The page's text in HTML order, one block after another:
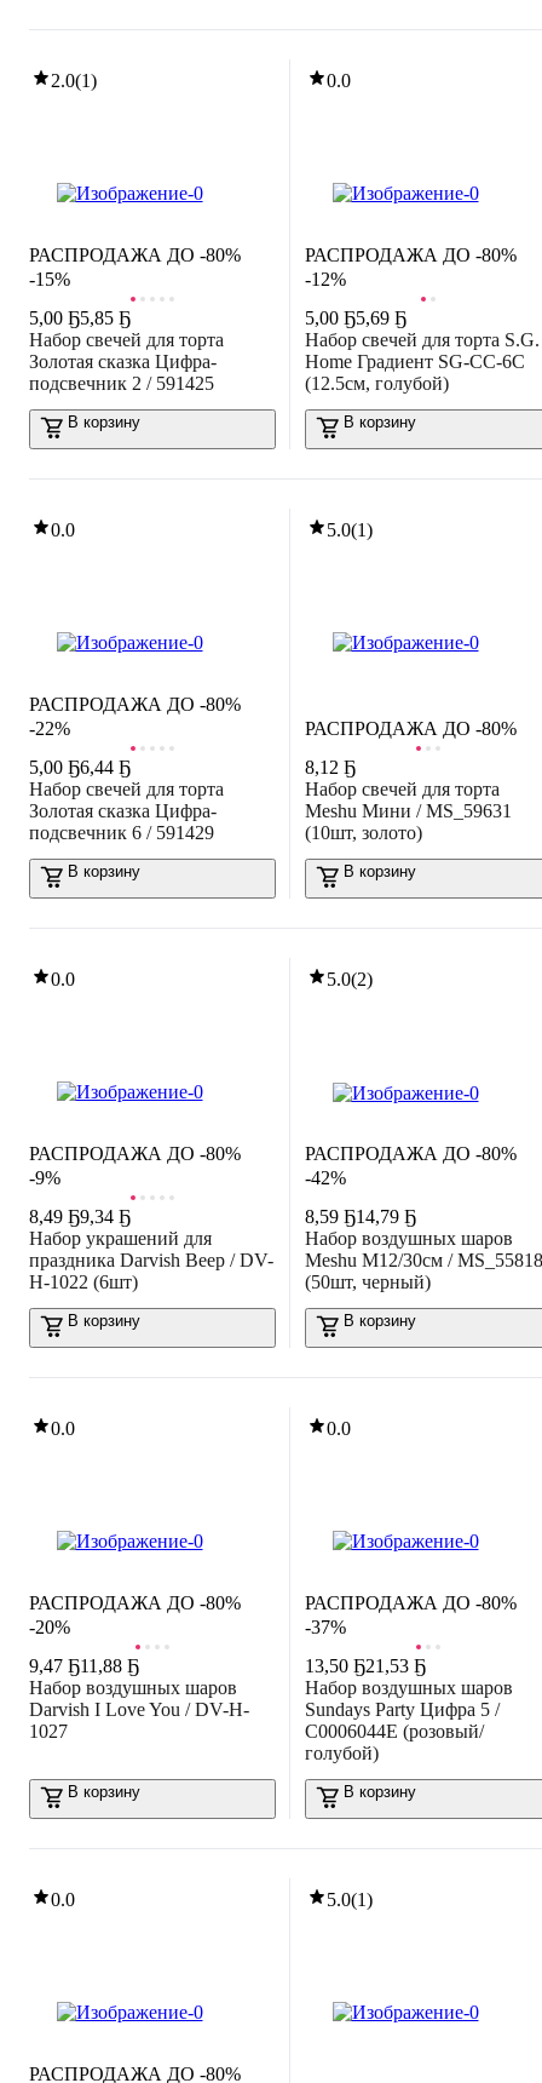
2.0(1)
-15%
РАСПРОДАЖА ДО -80%
5,00 Ҕ5,85 Ҕ
Набор свечей для торта
Золотая сказка Цифра-
подсвечник 2 / 591425
В корзину
0.0
-12%
РАСПРОДАЖА ДО -80%
5,00 Ҕ5,69 Ҕ
Набор свечей для торта S.G.
Home Градиент SG-CC-6C
(12.5см, голубой)
В корзину
0.0
-22%
РАСПРОДАЖА ДО -80%
5,00 Ҕ6,44 Ҕ
Набор свечей для торта
Золотая сказка Цифра-
подсвечник 6 / 591429
В корзину
5.0(1)
РАСПРОДАЖА ДО -80%
8,12 Ҕ
Набор свечей для торта
Meshu Мини / MS_59631
(10шт, золото)
В корзину
0.0
-9%
РАСПРОДАЖА ДО -80%
8,49 Ҕ9,34 Ҕ
Набор украшений для
праздника Darvish Веер / DV-
H-1022 (6шт)
В корзину
5.0(2)
-42%
РАСПРОДАЖА ДО -80%
8,59 Ҕ14,79 Ҕ
Набор воздушных шаров
Meshu М12/30см / MS_55818
(50шт, черный)
В корзину
0.0
-20%
РАСПРОДАЖА ДО -80%
9,47 Ҕ11,88 Ҕ
Набор воздушных шаров
Darvish I Love You / DV-H-
1027
В корзину
0.0
-37%
РАСПРОДАЖА ДО -80%
13,50 Ҕ21,53 Ҕ
Набор воздушных шаров
Sundays Party Цифра 5 /
C0006044E (розовый/
голубой)
В корзину
0.0
РАСПРОДАЖА ДО -80%
5.0(1)